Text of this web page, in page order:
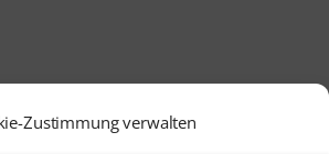
Zustimmung verwalten